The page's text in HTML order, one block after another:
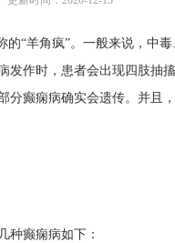
“羊角疯”。一般来说，中毒
作时，患者会出现四肢抽
分癫痫病确实会遗传。并且
种癫痫病如下：